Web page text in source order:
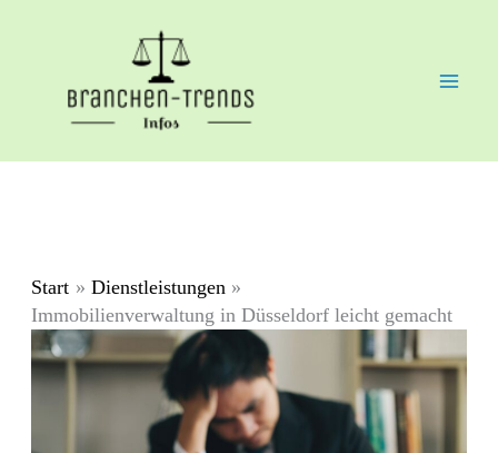
Start
Dienstleistungen
Immobilienverwaltung in Düsseldorf leicht gemacht